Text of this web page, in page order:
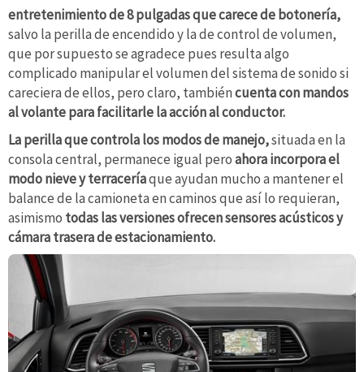
entretenimiento de 8 pulgadas que carece de botonería,
salvo la perilla de encendido y la de control de volumen,
que por supuesto se agradece pues resulta algo
complicado manipular el volumen del sistema de sonido si
careciera de ellos, pero claro, tambiéncuenta con mandos
al volante para facilitarle la acción al conductor.
La perilla que controla los modos de manejo,situada en la
consola central, permanece igual peroahora incorpora el
modo nieve y terraceríaque ayudan mucho a mantener el
balance de la camioneta en caminos que así lo requieran,
asimismo todas las versiones ofrecen sensores acústicos y
cámara trasera de estacionamiento.